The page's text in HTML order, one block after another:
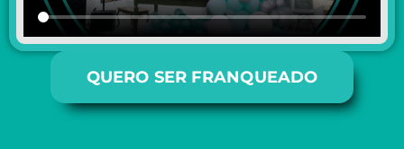
QUERO SER FRANQUEADO